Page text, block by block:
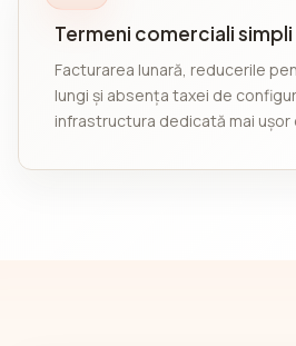
Termeni comerciali simpli
Facturarea lunară, reducerile
lungi și absența taxei de
infrastructura dedicată mai ușor